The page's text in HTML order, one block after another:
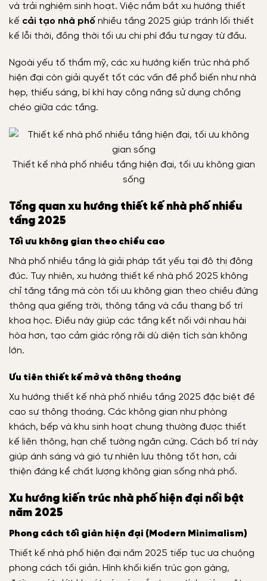
và trải nghiệm sinh hoạt. Việc nắm bắt xu hướng thiết
kế cải tạo nhà phố nhiều tầng 2025 giúp tránh lối thiết
kế lỗi thời, đồng thời tối ưu chi phí đầu tư ngay từ đầu.
Ngoài yếu tố thẩm mỹ, các xu hướng kiến trúc nhà phố
hiện đại còn giải quyết tốt các vấn đề phổ biến như nhà
hẹp, thiếu sáng, bí khí hay công năng sử dụng chồng
chéo giữa các tầng.
Thiết kế nhà phố nhiều tầng hiện đại, tối ưu không gian
sống
Tổng quan xu hướng thiết kế nhà phố nhiều
tầng 2025
Tối ưu không gian theo chiều cao
Nhà phố nhiều tầng là giải pháp tất yếu tại đô thị đông
đúc. Tuy nhiên, xu hướng thiết kế nhà phố 2025 không
chỉ tăng tầng mà còn tối ưu không gian theo chiều đứng
thông qua giếng trời, thông tầng và cầu thang bố trí
khoa học. Điều này giúp các tầng kết nối với nhau hài
hòa hơn, tạo cảm giác rộng rãi dù diện tích sàn không
lớn.
Ưu tiên thiết kế mở và thông thoáng
Xu hướng thiết kế nhà phố nhiều tầng 2025 đặc biệt đề
cao sự thông thoáng. Các không gian như phòng
khách, bếp và khu sinh hoạt chung thường được thiết
kế liên thông, hạn chế tường ngăn cứng. Cách bố trí này
giúp ánh sáng và gió tự nhiên lưu thông tốt hơn, cải
thiện đáng kể chất lượng không gian sống nhà phố.
Xu hướng kiến trúc nhà phố hiện đại nổi bật
năm 2025
Phong cách tối giản hiện đại (Modern Minimalism)
Thiết kế nhà phố hiện đại năm 2025 tiếp tục ưa chuộng
phong cách tối giản. Hình khối kiến trúc gọn gàng,